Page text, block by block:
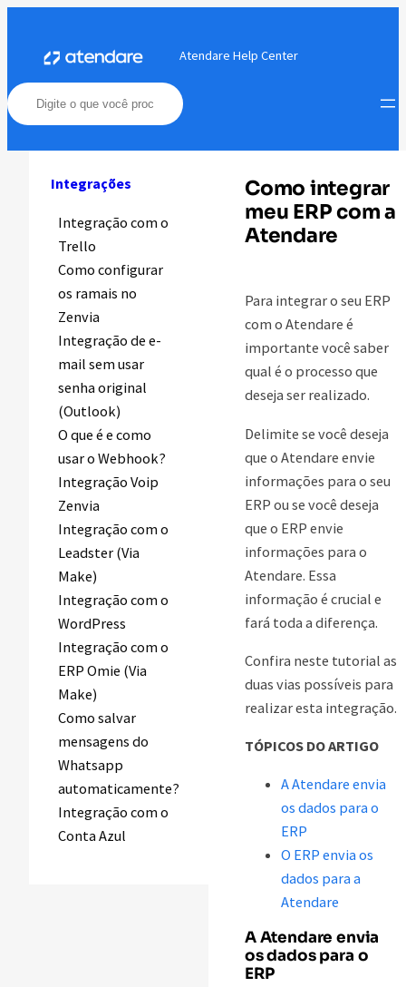
conteúdo
Atendare Help Center
Integrações
Integração com o
Trello
Como configurar
os ramais no
Zenvia
Integração de e-
mail sem usar
senha original
(Outlook)
O que é e como
usar o Webhook?
Integração Voip
Zenvia
Integração com o
Leadster (Via
Make)
Integração com o
WordPress
Integração com o
ERP Omie (Via
Make)
Como salvar
mensagens do
Whatsapp
automaticamente?
Integração com o
Conta Azul
Como integrar
meu ERP com a
Atendare
Para integrar o seu ERP
com o Atendare é
importante você saber
qual é o processo que
deseja ser realizado.
Delimite se você deseja
que o Atendare envie
informações para o seu
ERP ou se você deseja
que o ERP envie
informações para o
Atendare. Essa
informação é crucial e
fará toda a diferença.
Confira neste tutorial as
duas vias possíveis para
realizar esta integração.
TÓPICOS DO ARTIGO
A Atendare envia
os dados para o
ERP
O ERP envia os
dados para a
Atendare
A Atendare envia
os dados para o
ERP